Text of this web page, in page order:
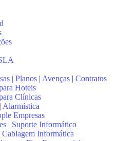
| Planos | Avenças | Contratos
Hoteis
Clínicas
Alarmística
Empresas
| Suporte Informático
Cablagem Informática